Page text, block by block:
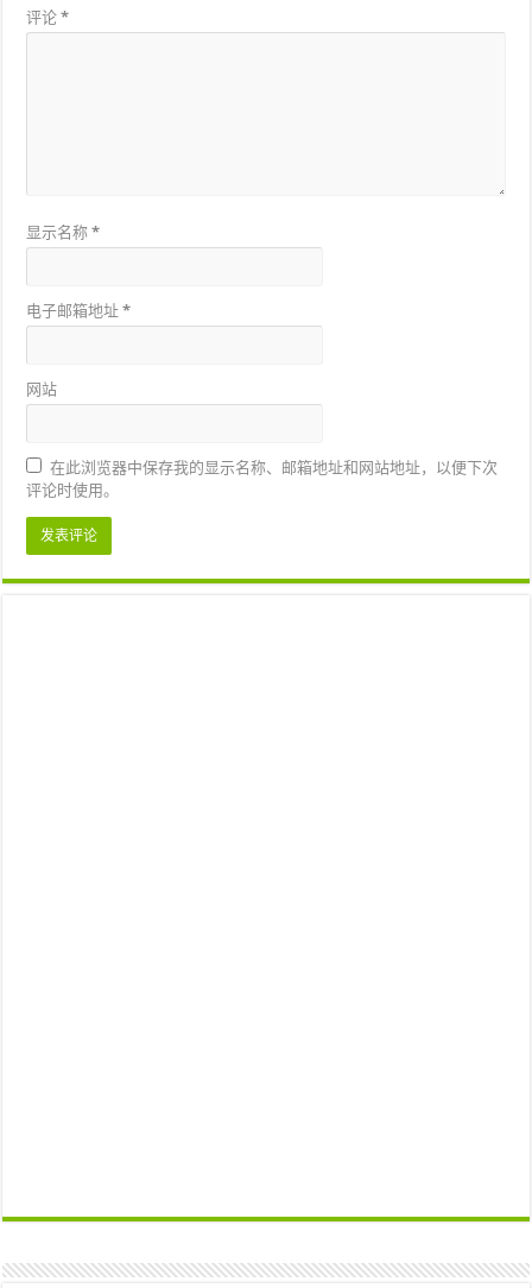
评论*
显示名称*
电子邮箱地址*
网站
在此浏览器中保存我的显示名称、邮箱地址和网站地址，以便下次
评论时使用。